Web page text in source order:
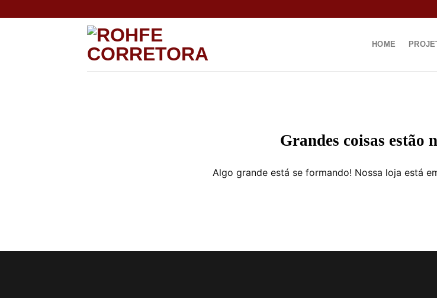
HOME
Grandes coisas estão
Algo grande está se formando! Nossa loja está